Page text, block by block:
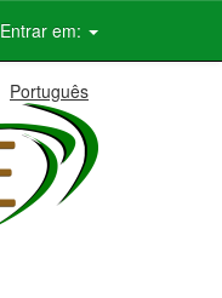
Entrar em:
Português